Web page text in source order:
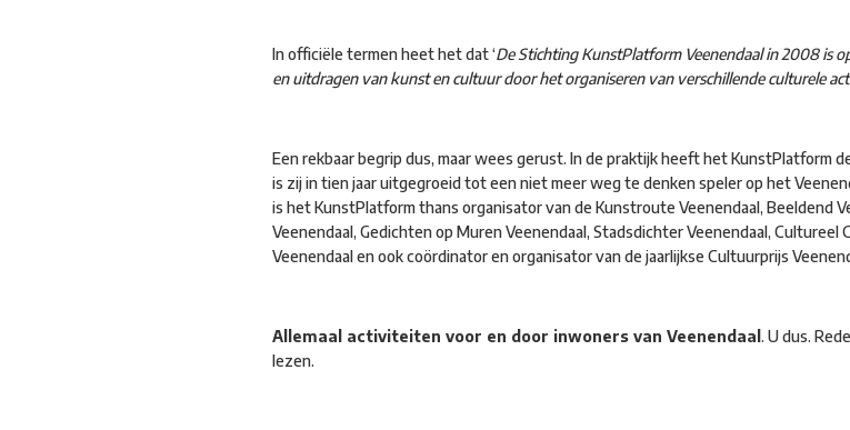
In officiële termen heet het dat ‘De Stichting KunstPlatform Veenendaal in 2008is
en uitdragen van kunst en cultuur door het organiseren van verschillende culturele
Een rekbaar begrip dus, maar wees gerust. In de praktijk heeft het KunstPlatform
is zij in tien jaar uitgegroeid tot een niet meer weg te denken speler op het
is het KunstPlatform thans organisator van de Kunstroute Veenendaal, Beeldend
Veenendaal, Gedichten op Muren Veenendaal, Stadsdichter Veenendaal, Cultureel
Veenendaal en ook coördinator en organisator van de jaarlijkse Cultuurprijs
Allemaal activiteiten voor en door inwoners van Veenendaal . U dus.
lezen.